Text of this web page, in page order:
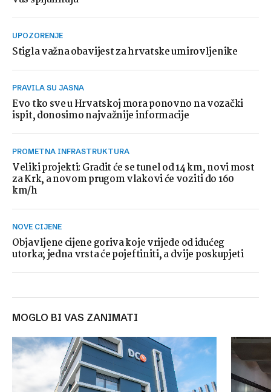
UPOZORENJE
Stigla važna obavijest za hrvatske umirovljenike
PRAVILA SU JASNA
Evo tko sve u Hrvatskoj mora ponovno na vozački
ispit, donosimo najvažnije informacije
PROMETNA INFRASTRUKTURA
Veliki projekti: Gradit će se tunel od 14 km, novi most
za Krk, a novom prugom vlakovi će voziti do 160
km/h
NOVE CIJENE
Objavljene cijene goriva koje vrijede od idućeg
utorka; jedna vrsta će pojeftiniti, a dvije poskupjeti
MOGLO BI VAS ZANIMATI